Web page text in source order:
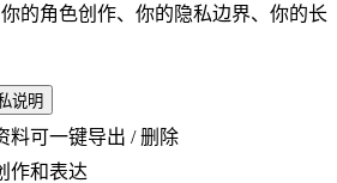
的角色创作、你的隐私边界、你的长
说明
料可一键导出 / 删除
作和表达